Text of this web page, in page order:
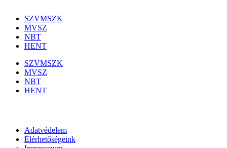
SZVMSZK
MVSZ
NBT
HENT
SZVMSZK
MVSZ
NBT
HENT
Adatvédelem
Elérhetőségeink